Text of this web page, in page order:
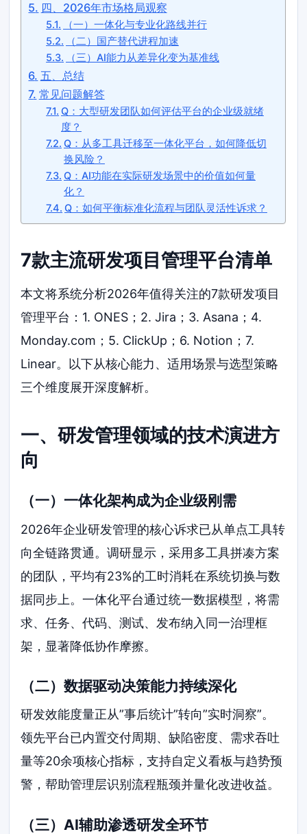
四、2026年市场格局观察
（一）一体化与专业化路线并行
（二）国产替代进程加速
（三）AI能力从差异化变为基准线
五、总结
常见问题解答
Q：大型研发团队如何评估平台的企业级就绪
度？
Q：从多工具迁移至一体化平台，如何降低切
换风险？
Q：AI功能在实际研发场景中的价值如何量
化？
Q：如何平衡标准化流程与团队灵活性诉求？
7款主流研发项目管理平台清单
本文将系统分析2026年值得关注的7款研发项目
管理平台：1. ONES；2. Jira；3. Asana；4.
Monday.com；5. ClickUp；6. Notion；7.
Linear。以下从核心能力、适用场景与选型策略
三个维度展开深度解析。
一、研发管理领域的技术演进方
向
（一）一体化架构成为企业级刚需
2026年企业研发管理的核心诉求已从单点工具转
向全链路贯通。调研显示，采用多工具拼凑方案
的团队，平均有23%的工时消耗在系统切换与数
据同步上。一体化平台通过统一数据模型，将需
求、任务、代码、测试、发布纳入同一治理框
架，显著降低协作摩擦。
（二）数据驱动决策能力持续深化
研发效能度量正从”事后统计”转向”实时洞察”。
领先平台已内置交付周期、缺陷密度、需求吞吐
量等20余项核心指标，支持自定义看板与趋势预
警，帮助管理层识别流程瓶颈并量化改进收益。
（三）AI辅助渗透研发全环节